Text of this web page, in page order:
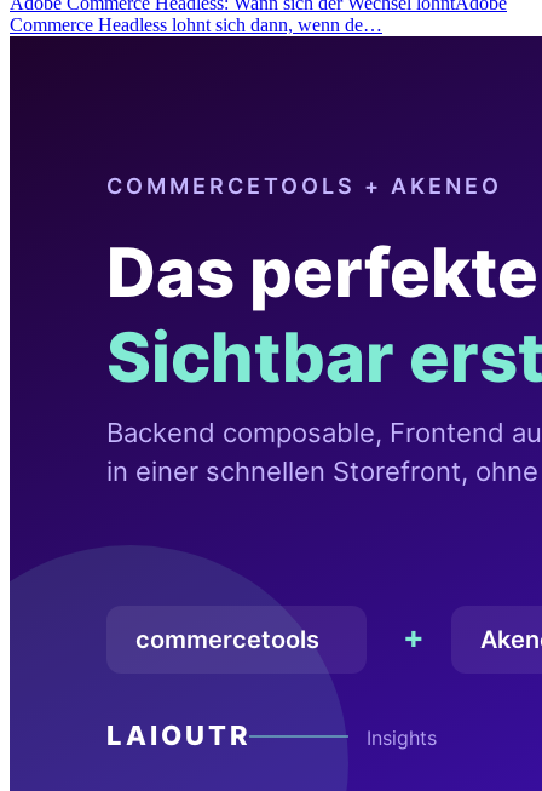
Commerce Headless lohnt sich dann, wenn de…